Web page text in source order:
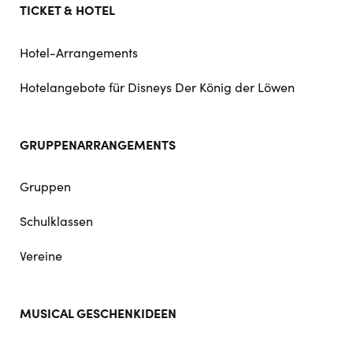
TICKET & HOTEL
Hotel-Arrangements
Hotelangebote für Disneys Der König der Löwen
GRUPPENARRANGEMENTS
Gruppen
Schulklassen
Vereine
MUSICAL GESCHENKIDEEN